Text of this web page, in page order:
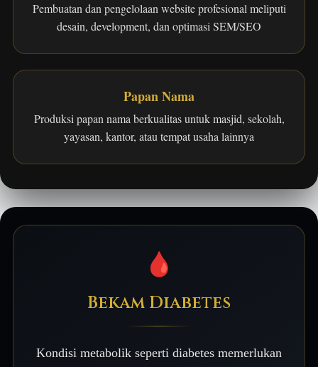
Pembuatan dan pengelolaan website profesional meliputi
desain, development, dan optimasi SEM/SEO
Papan Nama
Produksi papan nama berkualitas untuk masjid, sekolah,
yayasan, kantor, atau tempat usaha lainnya
🩸
Bekam Diabetes
Kondisi metabolik seperti diabetes memerlukan